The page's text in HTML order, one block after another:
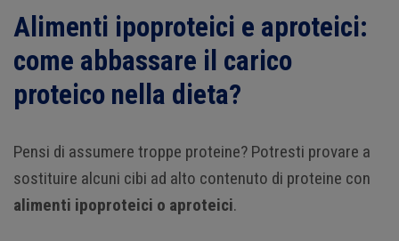
Alimenti ipoproteici e aproteici:
come abbassare il carico
proteico nella dieta?
Pensi di assumere troppe proteine? Potresti provare a
sostituire alcuni cibi ad alto contenuto di proteine con
alimenti ipoproteici o aproteici.